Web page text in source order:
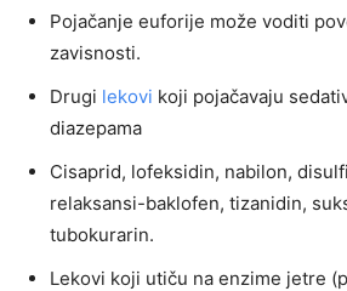
Pojačanje euforije može voditi
zavisnosti.
Drugi lekovi koji pojačavaju
diazepama
Cisaprid, lofeksidin, nabilon,
relaksansi-baklofen, tizanidin,
tubokurarin.
Lekovi koji utiču na enzime jetre